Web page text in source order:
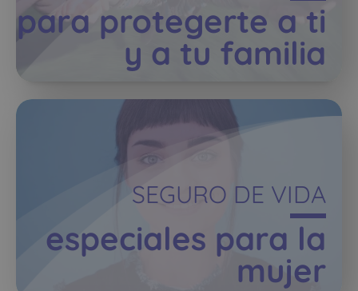
para protegerte a ti
y a tu familia
SEGURO DE VIDA
especiales para la
mujer